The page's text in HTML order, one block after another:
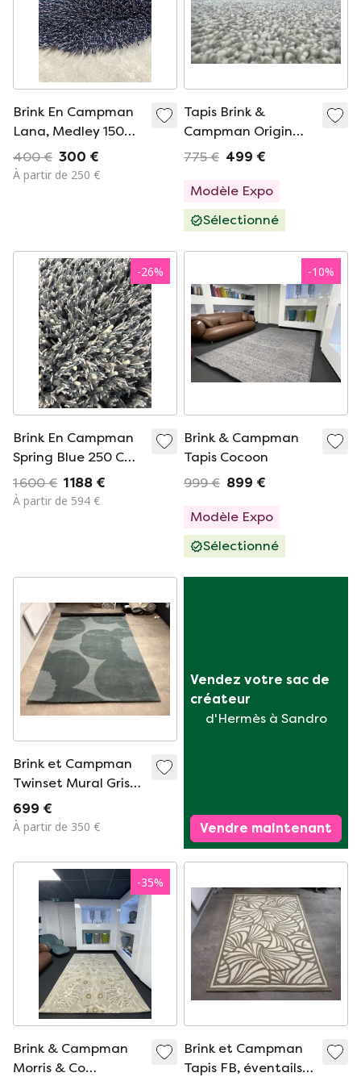
Brink En Campman
Lana, Medley 150
Cm Purple Round
400 € 300 €
À partir de 250 €
Tapis Brink &
Campman Origin
Montagne Brun
775 € 499 €
Modèle Expo
Sélectionné
-26%
Brink En Campman
Spring Blue 250 Cm
Round High Pile
1 600 € 1 188 €
À partir de 594 €
-10%
Brink & Campman
Tapis Cocoon
999 € 899 €
Modèle Expo
Sélectionné
Brink et Campman
Twinset Mural Gris
Bleu 200 x 300 cm
699 €
À partir de 350 €
Vendez votre sac de
créateur
d'Hermès à Sandro
Vendre maintenant
-35%
Brink & Campman
Morris & Co
Brink et Campman
Tapis FB, éventails